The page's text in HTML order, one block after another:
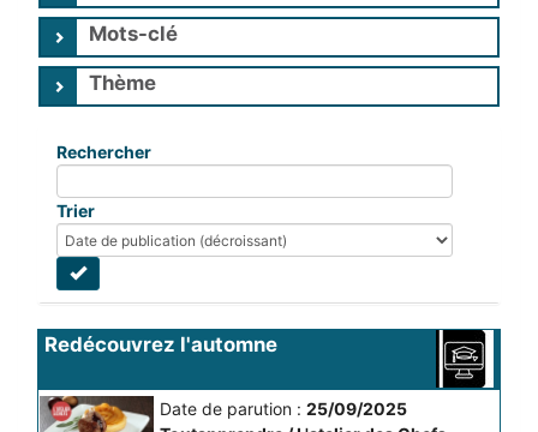
Mots-clé
Thème
Rechercher
Trier
Redécouvrez l'automne
Date de parution : 25/09/2025